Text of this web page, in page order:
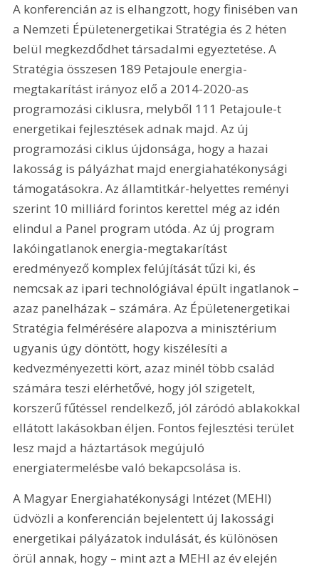
A konferencián az is elhangzott, hogy finisében van
a Nemzeti Épületenergetikai Stratégia és 2 héten
belül megkezdődhet társadalmi egyeztetése. A
Stratégia összesen 189 Petajoule energia-
megtakarítást irányoz elő a 2014-2020-as
programozási ciklusra, melyből 111 Petajoule-t
energetikai fejlesztések adnak majd. Az új
programozási ciklus újdonsága, hogy a hazai
lakosság is pályázhat majd energiahatékonysági
támogatásokra. Az államtitkár-helyettes reményi
szerint 10 milliárd forintos kerettel még az idén
elindul a Panel program utóda. Az új program
lakóingatlanok energia-megtakarítást
eredményező komplex felújítását tűzi ki, és
nemcsak az ipari technológiával épült ingatlanok –
azaz panelházak – számára. Az Épületenergetikai
Stratégia felmérésére alapozva a minisztérium
ugyanis úgy döntött, hogy kiszélesíti a
kedvezményezetti kört, azaz minél több család
számára teszi elérhetővé, hogy jól szigetelt,
korszerű fűtéssel rendelkező, jól záródó ablakokkal
ellátott lakásokban éljen. Fontos fejlesztési terület
lesz majd a háztartások megújuló
energiatermelésbe való bekapcsolása is.
A Magyar Energiahatékonysági Intézet (MEHI)
üdvözli a konferencián bejelentett új lakossági
energetikai pályázatok indulását, és különösen
örül annak, hogy – mint azt a MEHI az év elején